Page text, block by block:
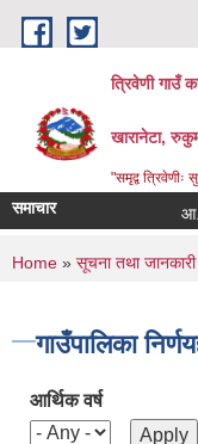
Skip to main content
त्रिवेणी गाउँ
खारानेटा,
"समृद्व त्रिवेणीः
समाचार
You are
Home » सूचना तथा जानकारी
गाउँपालिका
आर्थिक वर्ष